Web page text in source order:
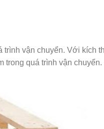
trình vận chuyển. Với kích
trong quá trình vận